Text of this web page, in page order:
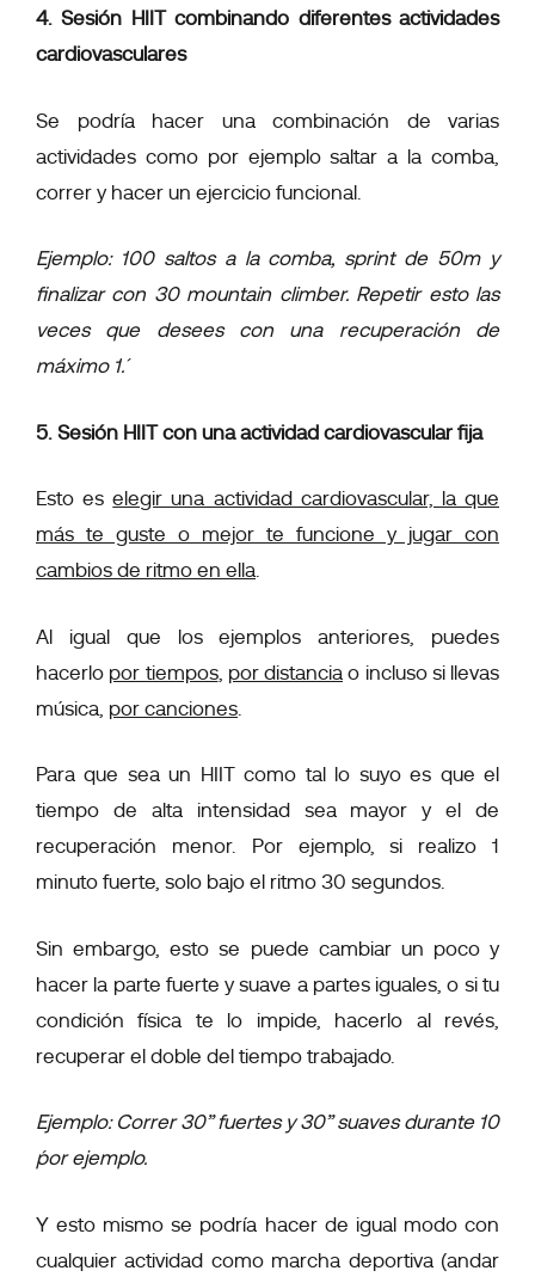
4. Sesión HIIT combinando diferentes actividades
cardiovasculares
Se podría hacer una combinación de varias
actividades como por ejemplo saltar a la comba,
correr y hacer un ejercicio funcional.
Ejemplo: 100 saltos a la comba, sprint de 50m y
finalizar con 30 mountain climber. Repetir esto las
veces que desees con una recuperación de
máximo 1´.
5. Sesión HIIT con una actividad cardiovascular fija
Esto eselegir una actividad cardiovascular, la que
más te guste o mejor te funcione y jugar con
cambios de ritmo en ella.
Al igual que los ejemplos anteriores, puedes
hacerlo por tiempos, por distancia o incluso si llevas
música, por canciones
Para que sea un HIIT como tal lo suyo es que el
tiempo de alta intensidad sea mayor y el de
recuperación menor. Por ejemplo, si realizo 1
minuto fuerte, solo bajo el ritmo 30 segundos.
Sin embargo, esto se puede cambiar un poco y
hacer la parte fuerte y suave a partes iguales, o si tu
condición física te lo impide, hacerlo al revés,
recuperar el doble del tiempo trabajado.
Ejemplo: Correr 30” fuertes y 30” suaves durante 10
´por ejemplo.
Y esto mismo se podría hacer de igual modo con
cualquier actividad como marcha deportiva (andar